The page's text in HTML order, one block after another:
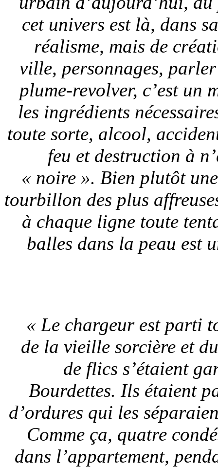
cet univers est là, dans
réalisme, mais de
ville, personnages,
plume-revolver, c’est un
les ingrédients
toute sorte, alcool,
feu et destruction à
« noire ». Bien plutôt
tourbillon des plus
à chaque ligne toute
balles dans la peau est
« Le chargeur est parti
de la vieille sorcière et
de flics s’étaient
Bourdettes. Ils étaient
d’ordures qui les
Comme ça, quatre
dans l’appartement,